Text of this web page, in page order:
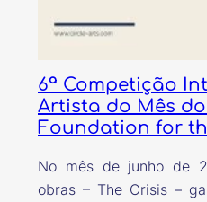
6ª Competição
Artista do Mês
Foundation for
No mês de junho de
obras – The Crisis –